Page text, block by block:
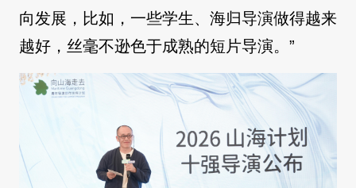
向发展，比如，一些学生、海归导演做得越来
越好，丝毫不逊色于成熟的短片导演。”